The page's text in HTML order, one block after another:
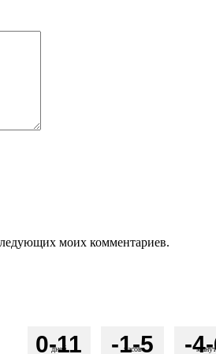
моих комментариев.
дней
0-11
часов
-1-5 минут
-4